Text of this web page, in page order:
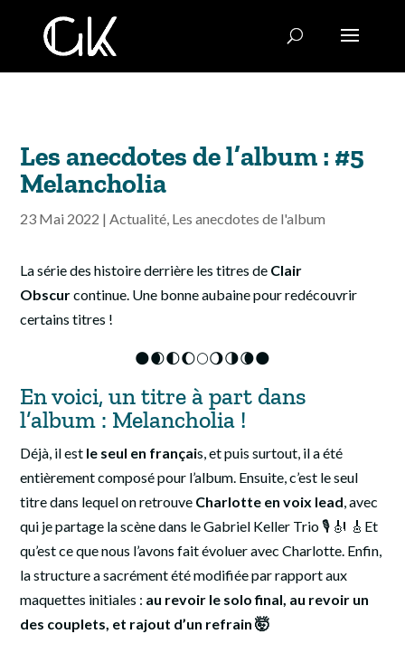
Les anecdotes de l’album : #5
Melancholia
23 Mai 2022 |Actualité, Les anecdotes de l'album
La série des histoire derrière les titres de Clair
Obscurcontinue. Une bonne aubaine pour redécouvrir
certains titres !
🌑🌒🌓🌔🌕🌖🌗🌘🌑
En voici, un titre à part dans
l’album : Melancholia !
Déjà, il est le seul en français, et puis surtout, il a été
entièrement composé pour l’album. Ensuite, c’est le seul
titre dans lequel on retrouve Charlotte en voix lead, avec
qui je partage la scène dans le Gabriel Keller Trio 🎙️ 🎻 🎸Et
qu’est ce que nous l’avons fait évoluer avec Charlotte. Enfin,
la structure a sacrément été modifiée par rapport aux
maquettes initiales : au revoir le solo final, au revoir un
des couplets, et rajout d’un refrain 🤯